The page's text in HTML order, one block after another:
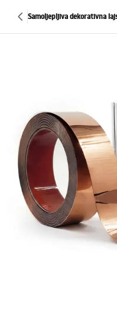
Samoljepljiva dekorativna